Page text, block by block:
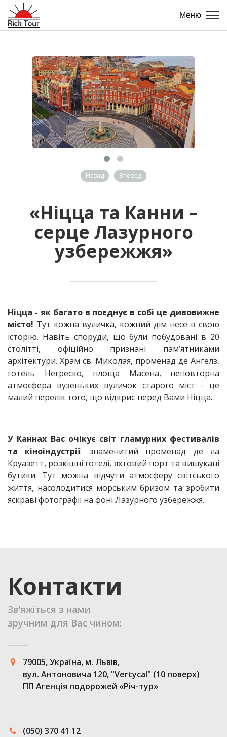
Меню
Назад Вперед
«Ніцца та Канни –
серце Лазурного
узбережжя»
Ніцца - як багато в поєднує в собі це дивовижне
місто! Тут кожна вуличка, кожний дім несе в свою
історію. Навіть споруди, що були побудовані в 20
столітті, офіційно признані пам’ятниками
архітектури. Храм св. Миколая, променад де Ангелз,
готель Негреско, площа Масена, неповторна
атмосфера вузеньких вуличок старого міст - це
малий перелік того, що відкриє перед Вами Ніцца.
У Каннах Вас очікує світ гламурних фестивалів
та кіноіндустрії: знаменитий променад де ла
Круазетт, розкішні готелі, яхтовий порт та вишукані
бутики. Тут можна відчути атмосферу світського
життя, насолодитися морським бризом та зробити
яскраві фотографії на фоні Лазурного узбережжя.
Контакти
Зв'яжіться з нами
зручним для Вас чином:
79005, Україна, м. Львів,
вул. Антоновича 120, "Vertycal" (10 поверх)
ПП Агенція подорожей «Річ-тур»
(050) 370 41 12